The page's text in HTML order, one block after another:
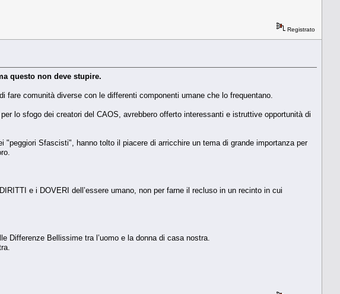
Registrato
questo non deve stupire.
comunità diverse con le differenti componenti umane che lo frequentano.
lo sfogo dei creatori del CAOS, avrebbero offerto interessanti e istruttive opportunità di
Sfascisti", hanno tolto il piacere di arricchire un tema di grande importanza per
e i DOVERI dell’essere umano, non per farne il recluso in un recinto in cui
Differenze Bellissime tra l’uomo e la donna di casa nostra.